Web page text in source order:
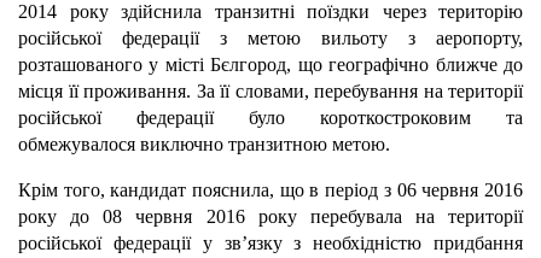
2014 року здійснила транзитні поїздки через територію
російської федерації з метою вильоту з аеропорту,
розташованого у місті Бєлгород, що географічно ближче до
місця її проживання. За її словами, перебування на території
російської федерації було короткостроковим та
обмежувалося виключно транзитною метою.
Крім того, кандидат пояснила, що в період з 06 червня 2016
року до 08 червня 2016 року перебувала на території
російської федерації у зв’язку з необхідністю придбання